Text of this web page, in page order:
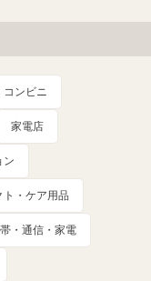
コンビニ
家電店
ン
ト・ケア用品
・通信・家電